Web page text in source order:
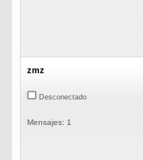
zmz
Desconectado
Mensajes: 1